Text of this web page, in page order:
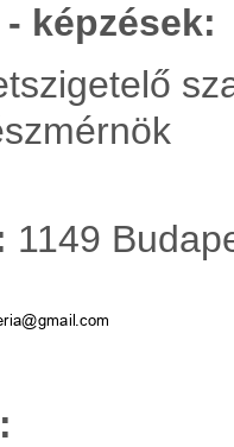
képzések:
1149